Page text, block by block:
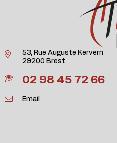
53, Rue Auguste Kervern
29200 Brest
02 98 45 72 66
Email